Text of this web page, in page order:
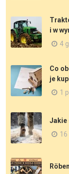
i w
4
Co
je
1
Jakie